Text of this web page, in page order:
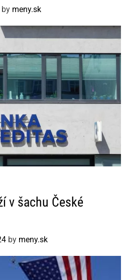
by meny.sk
v šachu České
by meny.sk